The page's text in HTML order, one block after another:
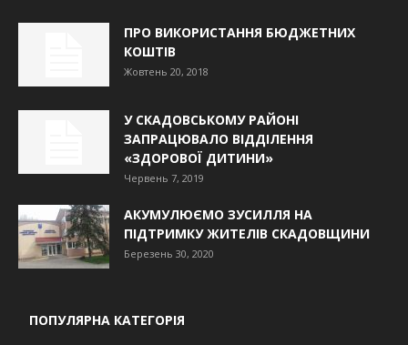
ПРО ВИКОРИСТАННЯ БЮДЖЕТНИХ
КОШТІВ
Жовтень 20, 2018
У СКАДОВСЬКОМУ РАЙОНІ
ЗАПРАЦЮВАЛО ВІДДІЛЕННЯ
«ЗДОРОВОЇ ДИТИНИ»
Червень 7, 2019
АКУМУЛЮЄМО ЗУСИЛЛЯ НА
ПІДТРИМКУ ЖИТЕЛІВ СКАДОВЩИНИ
Березень 30, 2020
ПОПУЛЯРНА КАТЕГОРІЯ